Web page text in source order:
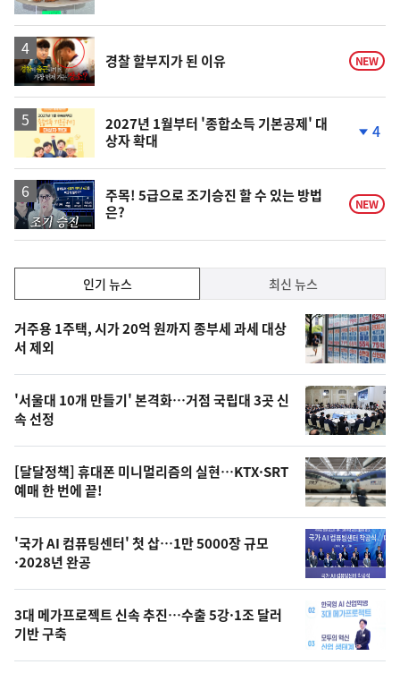
상
승
영
상
경찰 할부지가 된 이유 NEW
2027년 1월부터 '종합소득 기본공제' 대
상자 확대
하
락
4
영
상
주목! 5급으로 조기승진 할 수 있는 방법
은?
NEW
기,
최
신,
오
늘
의
영
상
오
의
사
진
인기 뉴스 최신 뉴스
인
기
뉴
스
거주용 1주택, 시가 20억 원까지 종부세 과세 대상
서 제외
'서울대 10개 만들기' 본격화…거점 국립대 3곳 신
속 선정
[달달정책] 휴대폰 미니멀리즘의 실현…KTX·SRT
예매 한 번에 끝!
'국가 AI 컴퓨팅센터' 첫 삽…1만 5000장 규모
·2028년 완공
3대 메가프로젝트 신속 추진…수출 5강·1조 달러
기반 구축